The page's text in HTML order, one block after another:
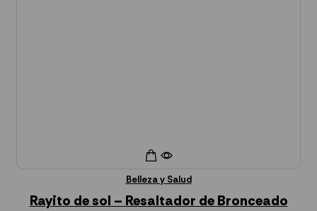
Belleza y Salud
Rayito de sol – Resaltador de Bronceado